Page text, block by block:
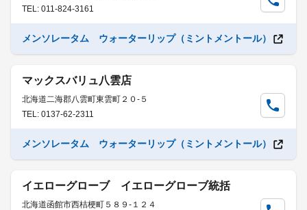
TEL: 011-824-3161
メンソレータム ウォーターリップ（ミントメントール）
マックスバリュ八雲店
北海道二海郡八雲町東雲町２０-５
TEL: 0137-62-2311
メンソレータム ウォーターリップ（ミントメントール）
イエローグローブ イエローグローブ統括
北海道函館市西桔梗町５８９-１２４